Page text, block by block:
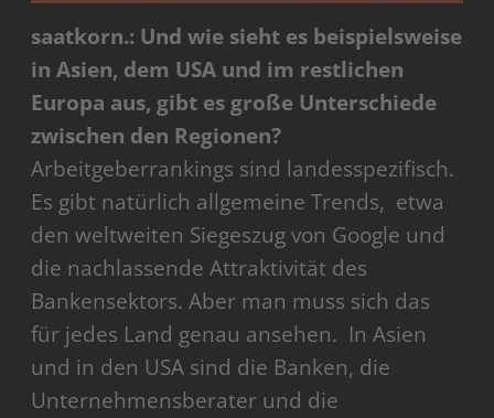
saatkorn.: Und wie sieht es beispielsweise
in Asien, dem USA und im restlichen
Europa aus, gibt es große Unterschiede
zwischen den Regionen?
Arbeitgeberrankings sind landesspezifisch.
Es gibt natürlich allgemeine Trends, etwa
den weltweiten Siegeszug von Google und
die nachlassende Attraktivität des
Bankensektors. Aber man muss sich das
für jedes Land genau ansehen. In Asien
und in den USA sind die Banken, die
Unternehmensberater und die